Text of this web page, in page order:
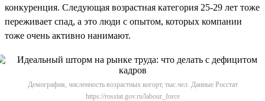
конкуренция. Следующая возрастная категория 25-29 лет тоже
переживает спад, а это люди с опытом, которых компании
тоже очень активно нанимают.
Демография, численность возрастных когорт, тыс.чел. Данные Росстат
https://rosstat.gov.ru/labour_force